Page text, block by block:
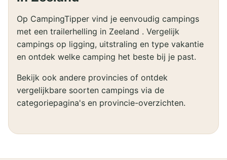
Op CampingTipper vind je eenvoudig campings
met een trailerhelling in Zeeland . Vergelijk
campings op ligging, uitstraling en type vakantie
en ontdek welke camping het beste bij je past.
Bekijk ook andere provincies of ontdek
vergelijkbare soorten campings via de
categoriepagina's en provincie-overzichten.